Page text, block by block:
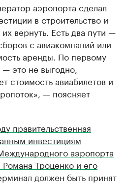
аэропорта сделал
в строительство и
вернуть. Есть два пути —
с авиакомпаний или
аренды. По первому
это не выгодно,
стоимость авиабилетов и
— поясняет
правительственная
инвестициям
аэропорта
Троценко и его
должен быть принят